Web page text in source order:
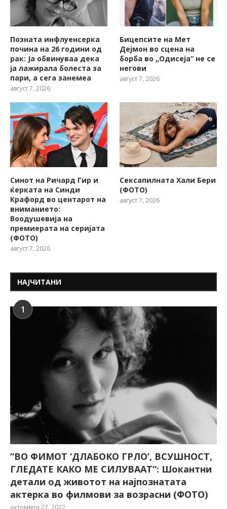
Позната инфлуенсерка
почина на 26 години од
рак: Ја обвинуваа дека
ја лажирала болеста за
пари, а сега занемеа
август 7, 2026
Бицепсите на Мет
Дејмон во сцена на
борба во „Одисеја“ не се
негови
август 7, 2026
Синот на Ричард Гир и
ќерката на Синди
Крафорд во центарот на
вниманието:
Воодушевија на
премиерата на серијата
(ФОТО)
август 7, 2026
Сексапилната Хали Бери
(ФОТО)
август 7, 2026
НАЈЧИТАНИ
1
“ВО ФИМОТ ‘ДЛАБОКО ГРЛО’, ВСУШНОСТ,
ГЛЕДАТЕ КАКО МЕ СИЛУВААТ“: Шокантни
детали од животот на најпознатата
актерка во филмови за возрасни (ФОТО)
октомври 27, 2022